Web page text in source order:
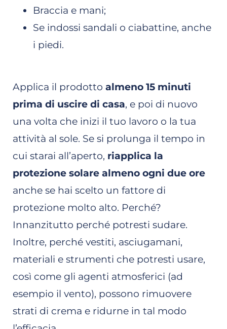
Braccia e mani;
Se indossi sandali o ciabattine, anche
i piedi.
Applica il prodotto almeno 15 minuti
prima di uscire di casa, e poi di nuovo
una volta che inizi il tuo lavoro o la tua
attività al sole. Se si prolunga il tempo in
cui starai all’aperto, riapplica la
protezione solare almeno ogni due ore
anche se hai scelto un fattore di
protezione molto alto. Perché?
Innanzitutto perché potresti sudare.
Inoltre, perché vestiti, asciugamani,
materiali e strumenti che potresti usare,
così come gli agenti atmosferici (ad
esempio il vento), possono rimuovere
strati di crema e ridurne in tal modo